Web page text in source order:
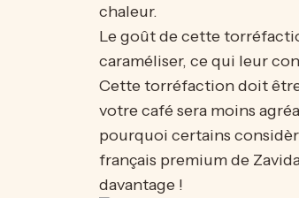
chaleur.
Le goût de cette
caraméliser, ce qui leur
Cette torréfaction doit
votre café sera moins
pourquoi certains
français premium de
davantage !